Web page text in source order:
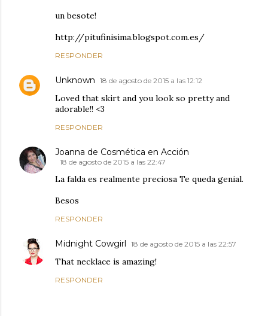
un besote!
http://pitufinisima.blogspot.com.es/
RESPONDER
Unknown 18 de agosto de 2015 a las 12:12
Loved that skirt and you look so pretty and
adorable!! <3
RESPONDER
Joanna de Cosmética en Acción
18 de agosto de 2015 a las 22:47
La falda es realmente preciosa Te queda genial.
Besos
RESPONDER
Midnight Cowgirl 18 de agosto de 2015 a las 22:57
That necklace is amazing!
RESPONDER